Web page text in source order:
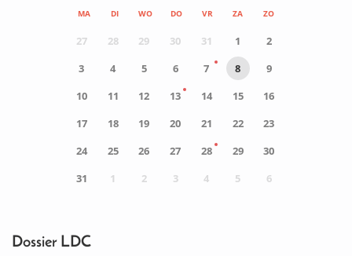
MA DI WO DO VR ZA ZO
27 28 29 30 31 1
2
3
4 5 6 7 8
9
10
11 12 13 14 15
16
17
18 19 20 21 22
23
24
25 26 27 28 29
30
31
1 2 3 4 5 6
Dossier LDC